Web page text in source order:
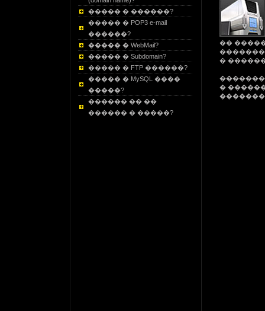
����� � ������?
����� � POP3 e-mail
������?
����� � WebMail?
����� � Subdomain?
����� � FTP ������?
����� � MySQL ����
�����?
������ �� ��
������ � �����?
��
�
�
�������